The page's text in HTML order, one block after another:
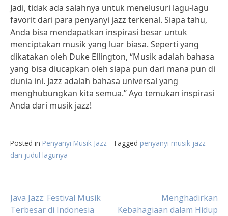
Jadi, tidak ada salahnya untuk menelusuri lagu-lagu
favorit dari para penyanyi jazz terkenal. Siapa tahu,
Anda bisa mendapatkan inspirasi besar untuk
menciptakan musik yang luar biasa. Seperti yang
dikatakan oleh Duke Ellington, “Musik adalah bahasa
yang bisa diucapkan oleh siapa pun dari mana pun di
dunia ini. Jazz adalah bahasa universal yang
menghubungkan kita semua.” Ayo temukan inspirasi
Anda dari musik jazz!
Posted in Penyanyi Musik Jazz Tagged penyanyi musik jazz
dan judul lagunya
Post
Java Jazz: Festival Musik
Terbesar di Indonesia
Menghadirkan
Kebahagiaan dalam Hidup